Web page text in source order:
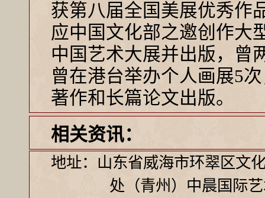
获第八届全国美展优秀作
应中国文化部之邀创作大
中国艺术大展并出版，曾
曾在港台举办个人画展5
著作和长篇论文出版。
相关资讯：
地址：山东省威海市环翠区文
处（青州）中晨国际